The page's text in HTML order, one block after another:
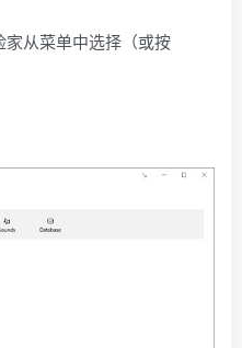
从菜单中选择（或按